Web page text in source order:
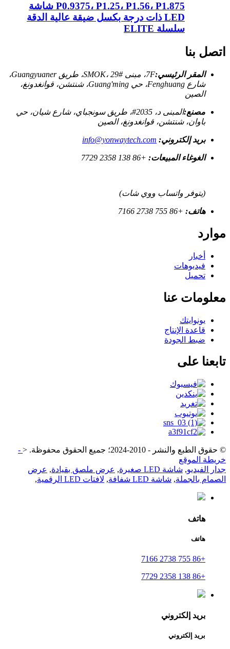
P0.9375، P1.25، P1.56، P1.875 شاشة
LED ذات درجة بكسل ضيقة عالية الدقة
سلسلة ELITE
اتصل بنا
المقر الرئيسي:
7F، مبنى SMOK، 29#، طريق Guangyuaner،
شارع Fenghuang، حي Guang'ming، شنتشن، قوانغدونغ،
الصين
مصنع:
المبنى د، 2035#، طريق سونجباي، شارع شيان، حي
باوان، شنتشن، قوانغدونغ، الصين
بريد إلكتروني: info@yonwaytech.com
الغوغاء المبيعات: +86 138 2358 7729
(يتوفر واتساب ووي شات)
هاتف: +86 755 2738 7166
موارد
أخبار
فيديوهات
تحميل
معلومات عنا
يونوايتك
قاعدة الإنتاج
ضبط الجودة
تابعنا على
© حقوق الطبع والنشر - 2010-2024؛ جميع الحقوق محفوظة. <
-
خريطة الموقع
جدار الفيديو, شاشة LED صغيرة , عرض ملصق بقيادة, عرض
الصمام بالجملة, شاشة LED شفافة , لافتات LED الرقمية ,
هاتف
هاتف
+86 755 2738 7166
+86 138 2358 7729
بريد إلكتروني
بريد إلكتروني